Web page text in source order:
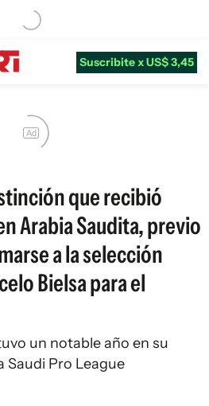
Suscribite x US$ 3,45
Ad
que recibió
Arabia Saudita, previo
a la selección
Bielsa para el
un notable año en su
Saudi Pro League